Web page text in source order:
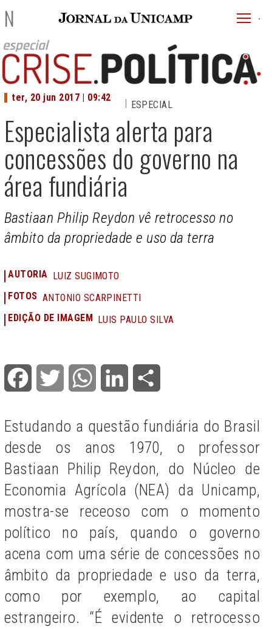
JU
NOTÍCIAS
Especialista alerta para
concessões do governo na
área fundiária
ter, 20 jun 2017 | 09:42
ESPECIAL
Bastiaan Philip Reydon vê retrocesso no
âmbito da propriedade e uso da terra
AUTORIA
LUIZ SUGIMOTO
FOTOS ANTONIO SCARPINETTI
EDIÇÃO DE IMAGEM
LUIS PAULO SILVA
Facebook Twitter WhatsApp LinkedIn
Estudando a questão fundiária do Brasil
desde os anos 1970, o professor
Bastiaan Philip Reydon, do Núcleo de
Economia Agrícola (NEA) da Unicamp,
mostra-se receoso com o momento
político no país, quando o governo
acena com uma série de concessões no
âmbito da propriedade e uso da terra,
como por exemplo, ao capital
estrangeiro. “É evidente o retrocesso